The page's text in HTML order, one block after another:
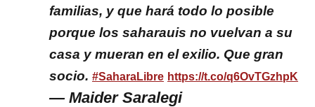
familias, y que hará todo lo posible
porque los saharauis no vuelvan a su
casa y mueran en el exilio. Que gran
socio. #SaharaLibre https://t.co/q6OvTGzhpK
— Maider Saralegi